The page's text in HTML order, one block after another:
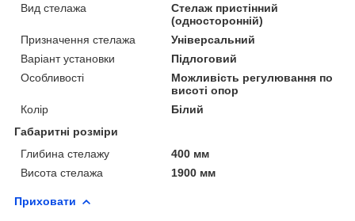
Вид стелажа
Стелаж пристінний
(односторонній)
Призначення стелажа
Універсальний
Варіант установки
Підлоговий
Особливості
Можливість регулювання по
висоті опор
Колір
Білий
Габаритні розміри
Глибина стелажу
400 мм
Висота стелажа
1900 мм
Приховати